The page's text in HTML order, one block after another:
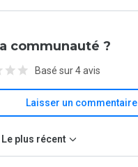
communauté ?
Basé sur 4 avis
Laisser un commentaire
Le plus récent